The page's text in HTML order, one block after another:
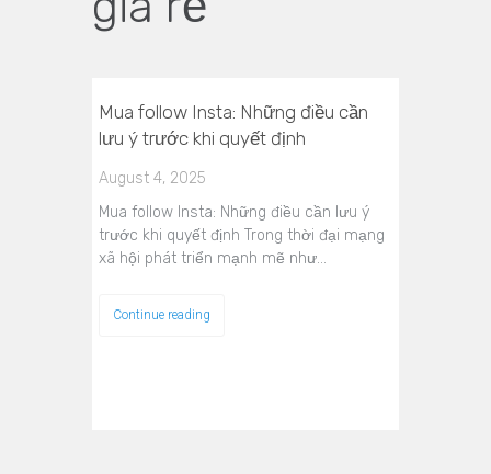
Mua follow Insta: Những điều cần
lưu ý trước khi quyết định
August 4, 2025
Mua follow Insta: Những điều cần lưu ý
trước khi quyết định Trong thời đại mạng
xã hội phát triển mạnh mẽ như…
Continue reading